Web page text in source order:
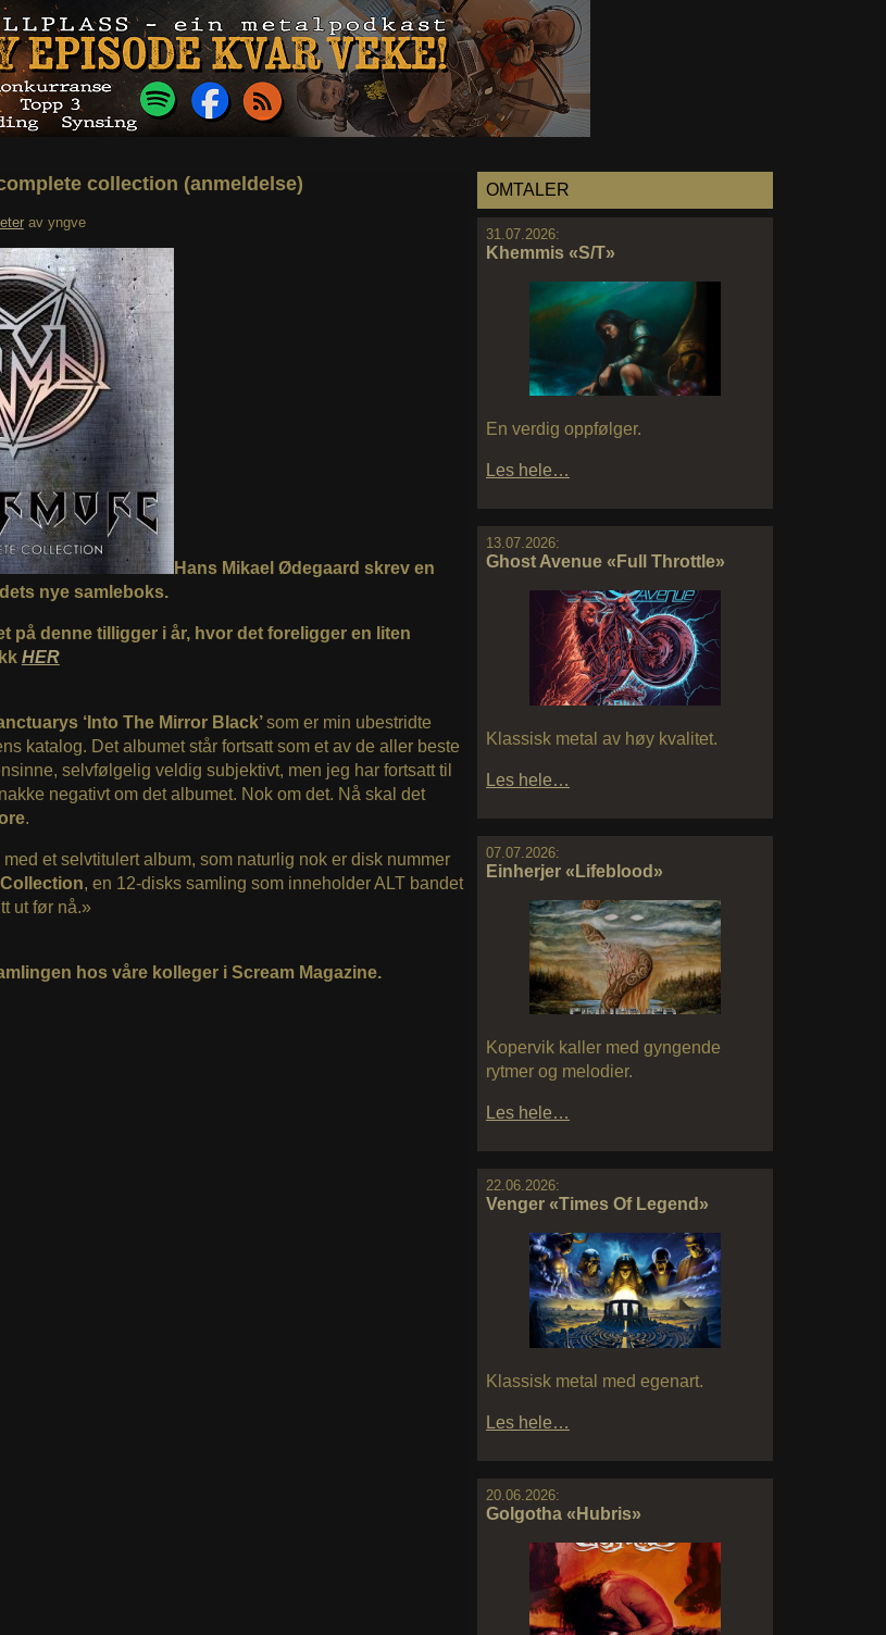
OMTALER
31.07.2026:
Khemmis «S/T»
En verdig oppfølger.
Les hele…
13.07.2026:
Ghost Avenue «Full Throttle»
Klassisk metal av høy kvalitet.
Les hele…
07.07.2026:
Einherjer «Lifeblood»
Kopervik kaller med gyngende
rytmer og melodier.
Les hele…
22.06.2026:
Venger «Times Of Legend»
Klassisk metal med egenart.
Les hele…
20.06.2026:
Golgotha «Hubris»
collection (anmeldelse)
av yngve
Hans Mikael Ødegaard skrev en
nye samleboks.
på denne tilligger i år, hvor det foreligger en liten
HER
‘Into The Mirror Black’som er min ubestridte
katalog. Det albumet står fortsatt som et av de aller beste
selvfølgelig veldig subjektivt, men jeg har fortsatt til
negativt om det albumet. Nok om det. Nå skal det
.
et selvtitulert album, som naturlig nok er disk nummer
, en 12-disks samling som inneholder ALT bandet
ut før nå.»
hos våre kolleger i Scream Magazine.